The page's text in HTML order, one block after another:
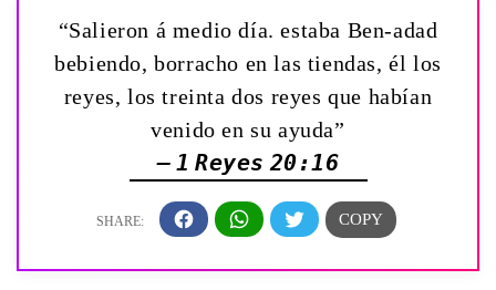
“Salieron á medio día. estaba Ben-adad
bebiendo, borracho en las tiendas, él los
reyes, los treinta dos reyes que habían
venido en su ayuda”
— 1 Reyes 20:16